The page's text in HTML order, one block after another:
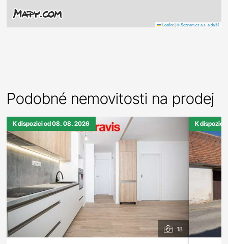
Leaflet | © Seznam.cz a.s. a další
Podobné nemovitosti na prodej
K dispozici od 08. 08. 2026
18
K dispozici